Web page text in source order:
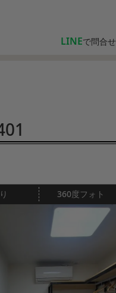
LINEで問合せ
360度フォト